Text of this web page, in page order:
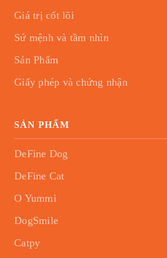
Giá trị cốt lõi
Sứ mệnh và tầm nhìn
Sản Phẩm
Giấy phép và chứng nhận
SẢN PHẨM
DeFine Dog
DeFine Cat
O Yummi
DogSmile
Catpy